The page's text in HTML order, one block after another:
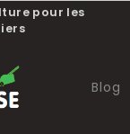
pour les
Blog